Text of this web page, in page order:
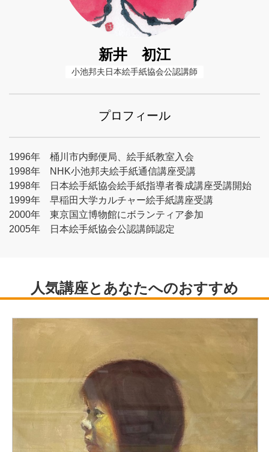
新井 初江
小池邦夫日本絵手紙協会公認講師
プロフィール
1996年 桶川市内郵便局、絵手紙教室入会
1998年 NHK小池邦夫絵手紙通信講座受講
1998年 日本絵手紙協会絵手紙指導者養成講座受講開始
1999年 早稲田大学カルチャー絵手紙講座受講
2000年 東京国立博物館にボランティア参加
2005年 日本絵手紙協会公認講師認定